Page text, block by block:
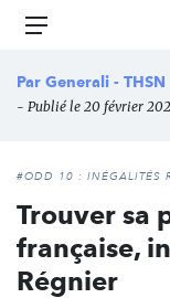
Aller
principal
Menu
Par Generali - THSN
- Publié le 20 février
#ODD 10 : INÉGALITÉS
Trouver sa
française,
Régnier